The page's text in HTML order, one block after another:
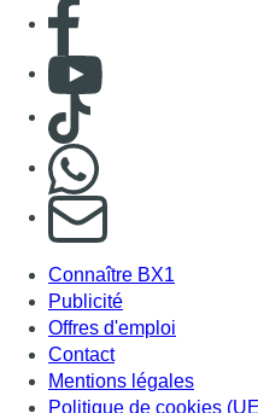
Contact
Mentions légales
Politique de cookies (UE)
Gérer les cookies